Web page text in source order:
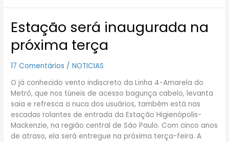
Estação será inaugurada na
próxima terça
17 Comentários /NOTICIAS
O já conhecido vento indiscreto da Linha 4-Amarela do
Metrô, que nos túneis de acesso bagunça cabelo, levanta
saia e refresca a nuca dos usuários, também está nas
escadas rolantes de entrada da Estação Higienópolis-
Mackenzie, na região central de São Paulo. Com cinco anos
de atraso, ela será entregue na próxima terça-feira. A
Estação
será
inaugurada
na
próxima